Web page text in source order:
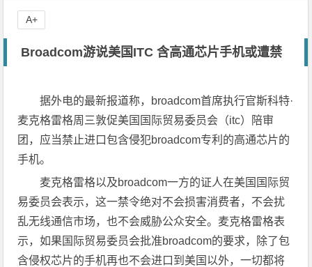
Broadcom游说美国ITC 含高通芯片手机或遭禁
据外电的最新报道称，broadcom首席执行官斯科特·
麦克格雷格周三敦促美国国际贸易委员会（itc）陪审
团，应当禁止进口包含侵犯broadcom专利的高通芯片的
手机。
麦克格雷格以及broadcom一方的证人在美国国际贸
易委员会表示，这一禁令绝对不会损害消费者，不会扰
乱无线通信市场，也不会威胁公众安全。麦克格雷格表
示，如果国际贸易委员会批准broadcom的要求，除了包
含侵权芯片的手机再也不会进口到美国以外，一切都将
A+